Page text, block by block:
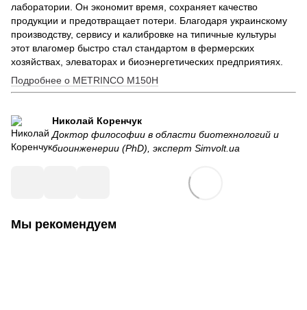
лаборатории. Он экономит время, сохраняет качество
продукции и предотвращает потери. Благодаря украинскому
производству, сервису и калибровке на типичные культуры
этот влагомер быстро стал стандартом в фермерских
хозяйствах, элеваторах и биоэнергетических предприятиях.
Подробнее о METRINCO M150H
Николай Коренчук
Доктор философии в области биотехнологий и
биоинженерии (PhD), эксперт Simvolt.ua
Мы рекомендуем